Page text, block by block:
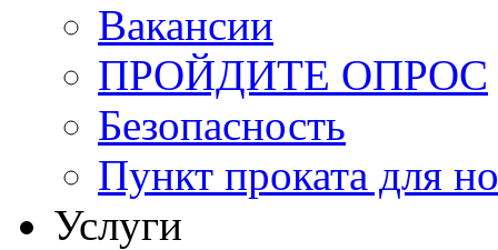
Вакансии
ПРОЙДИТЕ ОПРОС
Безопасность
Пункт проката для
Услуги